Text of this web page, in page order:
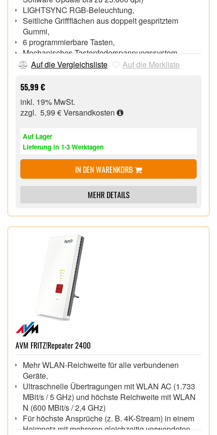
LIGHTSYNC RGB-Beleuchtung,
Seitliche Griffflächen aus doppelt gespritztem
Gummi,
6 programmierbare Tasten,
Mechanisches Tastenfederspannungssystem,
Auf die Vergleichsliste
Auf die Merkliste
55,99 €
inkl. 19% MwSt.
zzgl. 5,99 €Versandkosten
Auf Lager
Lieferung in 1-3 Werktagen
IN DEN WARENKORB
MEHR DETAILS
AVM FRITZ!Repeater 2400
Mehr WLAN-Reichweite für alle verbundenen
Geräte,
Ultraschnelle Übertragungen mit WLAN AC (1.733
MBit/s / 5 GHz) und höchste Reichweite mit WLAN
N (600 MBit/s / 2,4 GHz)
Für höchste Ansprüche (z. B. 4K-Stream) in einem
Heimnetz mit mehreren gleichzeitig verwendeten